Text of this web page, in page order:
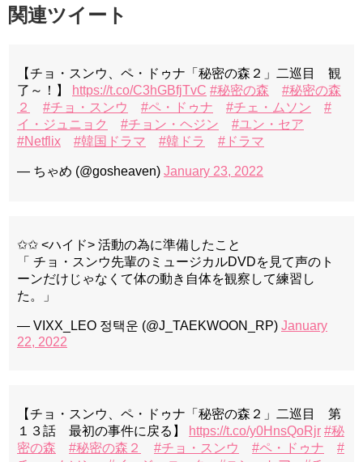
関連ツイート
【チョ・スンウ、ペ・ドゥナ「秘密の森２」二巡目 観
了～！】
https://t.co/C3hGBfjTvC #秘密の森
#秘密の森
２
#チョ・スンウ #ペ・ドゥナ #チェ・ムソン
#
イ・ジュニョク
#チョン・ヘジン
#ユン・セア
#Netflix
#韓国ドラマ #韓ドラ #ドラマ
— ちゃめ (@gosheaven) January 23, 2022
✩✩ <ハイド> 活動の為に準備したこと
「 チョ・スンウ先輩のミュージカルDVDを見て声のト
ーンだけじゃなくて体の動き自体を観察して練習し
た。」
— VIXX_LEO 정택운 (@J_TAEKWOON_RP) January
22, 2022
【チョ・スンウ、ペ・ドゥナ「秘密の森２」二巡目 第
１３話 最初の事件に戻る】
https://t.co/y0HnsQoRjr #秘
密の森
#秘密の森２ #チョ・スンウ #ペ・ドゥナ
#